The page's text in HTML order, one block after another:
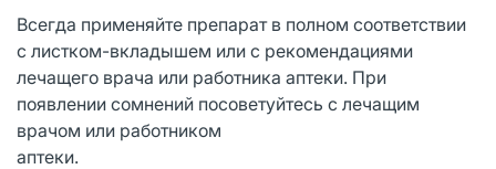
Всегда применяйте препарат в полном соответствии
с листком-вкладышем или с рекомендациями
лечащего врача или работника аптеки. При
появлении сомнений посоветуйтесь с лечащим
врачом или работником
аптеки.